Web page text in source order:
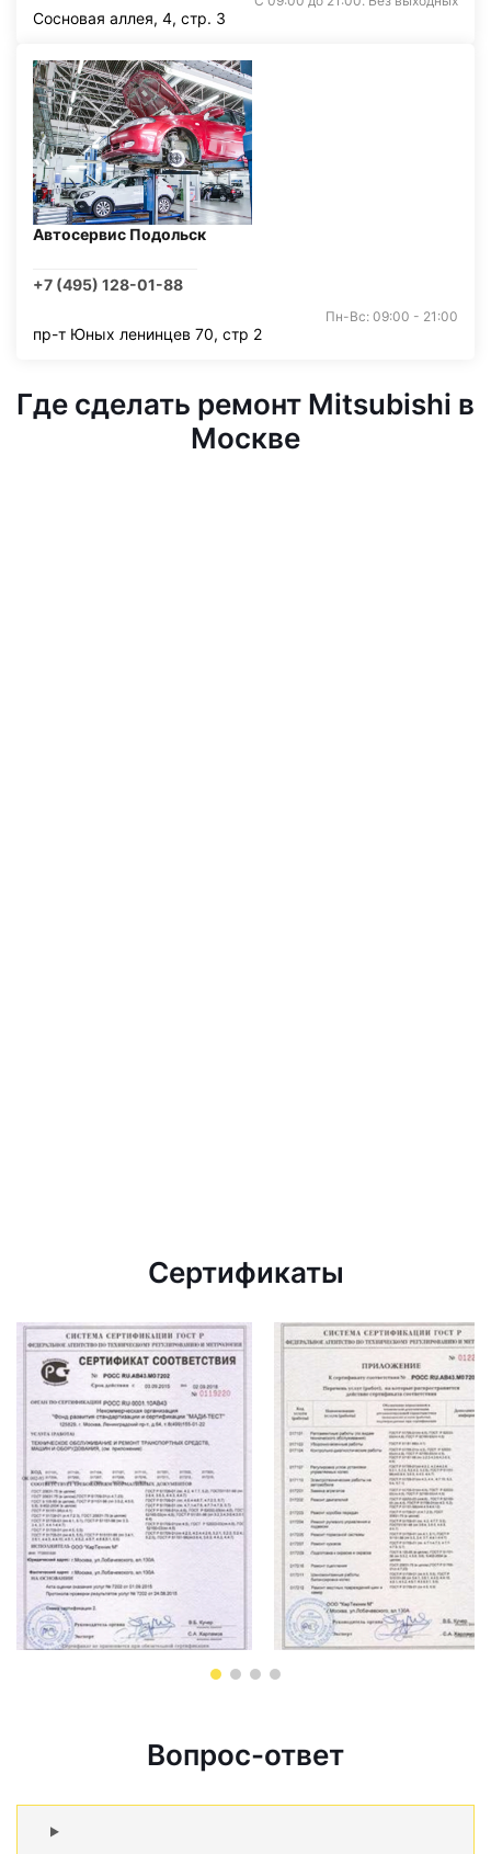
Сосновая аллея, 4, стр. 3
Автосервис Подольск
+7 (495) 128-01-88
Пн-Вс: 09:00 - 21:00
пр-т Юных ленинцев 70, стр 2
Где сделать ремонт Mitsubishi в
Москве
Сертификаты
Вопрос-ответ